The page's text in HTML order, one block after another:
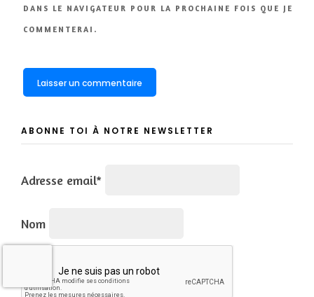
DANS LE NAVIGATEUR POUR LA PROCHAINE FOIS QUE JE
COMMENTERAI.
ABONNE TOI À NOTRE NEWSLETTER
Adresse email*
Nom